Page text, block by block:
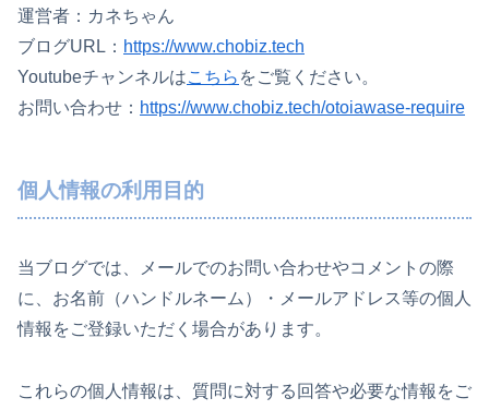
運営者：カネちゃん
ブログURL： https://www.chobiz.tech
Youtubeチャンネルはこちら をご覧ください。
お問い合わせ： https://www.chobiz.tech/otoiawase-require
個人情報の利用目的
当ブログでは、メールでのお問い合わせやコメントの際
に、お名前（ハンドルネーム）・メールアドレス等の個人
情報をご登録いただく場合があります。
これらの個人情報は、質問に対する回答や必要な情報をご